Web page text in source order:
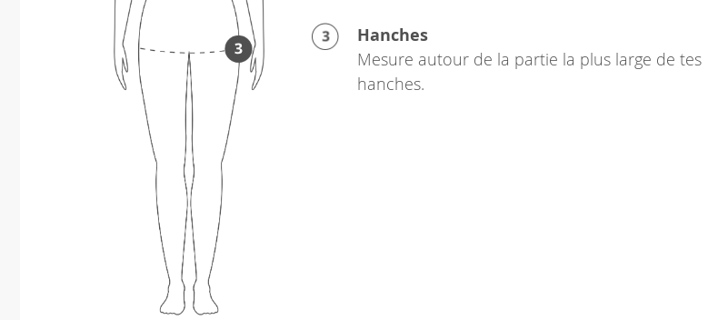
Hanches
Mesure autour de la partie la plus large de tes
hanches.